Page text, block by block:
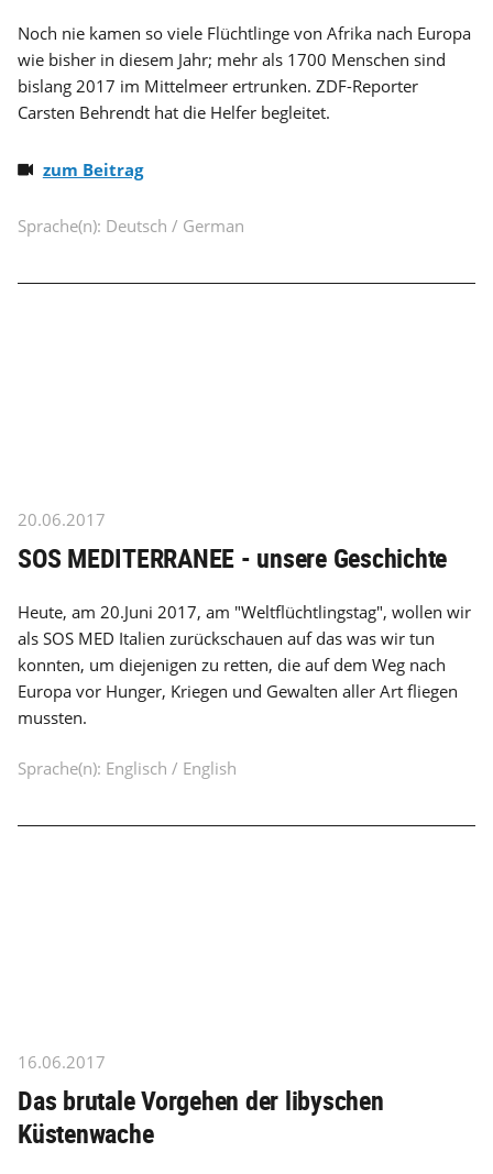
Noch nie kamen so viele Flüchtlinge von Afrika nach Europa
wie bisher in diesem Jahr; mehr als 1700 Menschen sind
bislang 2017 im Mittelmeer ertrunken. ZDF-Reporter
Carsten Behrendt hat die Helfer begleitet.
zum Beitrag
Sprache(n): Deutsch / German
20.06.2017
SOS MEDITERRANEE - unsere Geschichte
Heute, am 20.Juni 2017, am "Weltflüchtlingstag", wollen wir
als SOS MED Italien zurückschauen auf das was wir tun
konnten, um diejenigen zu retten, die auf dem Weg nach
Europa vor Hunger, Kriegen und Gewalten aller Art fliegen
mussten.
Sprache(n): Englisch / English
16.06.2017
Das brutale Vorgehen der libyschen
Küstenwache